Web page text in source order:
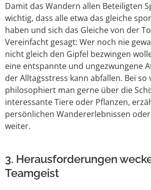
Damit das Wandern allen Beteiligten
wichtig, dass alle etwa das gleiche
haben und sich das Gleiche von der
Vereinfacht gesagt: Wer noch nie
nicht gleich den Gipfel bezwingen
eine entspannte und ungezwungene
der Alltagsstress kann abfallen. Bei so
philosophiert man gerne über die
interessante Tiere oder Pflanzen,
persönlichen Wandererlebnissen
weiter.
3. Herausforderungen
Teamgeist